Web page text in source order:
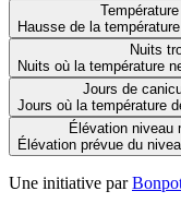
Hausse de la
Nuits
Nuits où la température
Jours de
Jours où la température
Élévation niveau
Élévation prévue du
Une initiative par